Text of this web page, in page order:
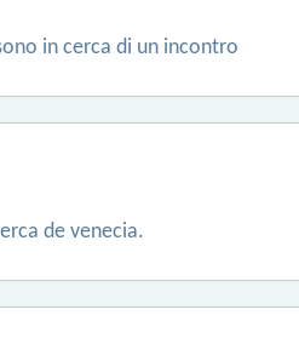
in cerca di un incontro
de venecia.